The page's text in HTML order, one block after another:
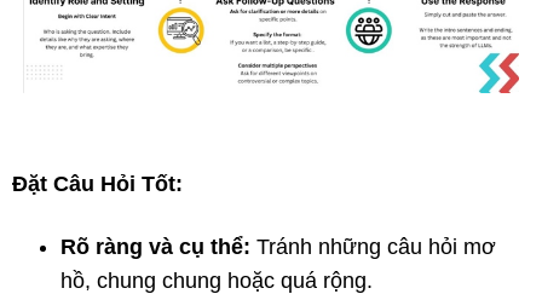
Đặt Câu Hỏi Tốt:
Rõ ràng và cụ thể: Tránh những câu hỏi mơ
hồ, chung chung hoặc quá rộng.